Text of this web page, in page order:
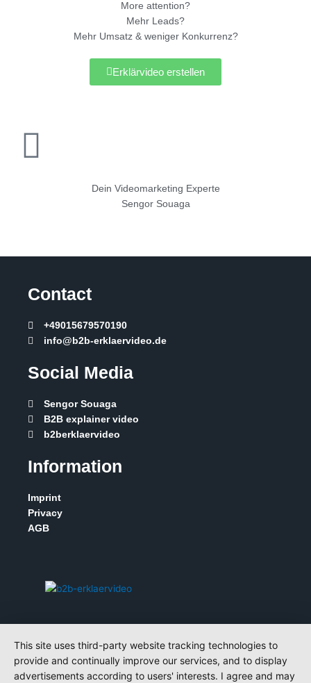
More attention?
Mehr Leads?
Mehr Umsatz & weniger Konkurrenz?
Erklärvideo erstellen
Dein Videomarketing Experte
Sengor Souaga
Contact
+49015679570190
info@b2b-erklaervideo.de
Social Media
Sengor Souaga
B2B explainer video
b2berklaervideo
Information
Imprint
Privacy
AGB
This site uses third-party website tracking technologies to
provide and continually improve our services, and to display
advertisements according to users' interests. I agree and may